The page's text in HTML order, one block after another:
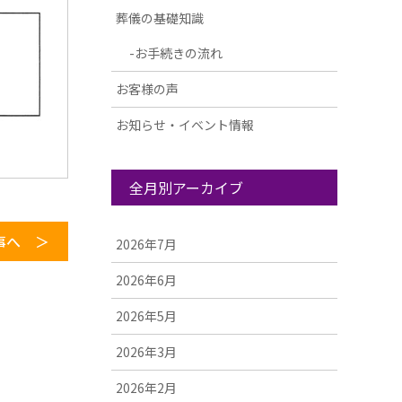
へ ＞
葬儀の基礎知識
お手続きの流れ
お客様の声
お知らせ・イベント情報
全月別アーカイブ
2026年7月
2026年6月
2026年5月
2026年3月
2026年2月